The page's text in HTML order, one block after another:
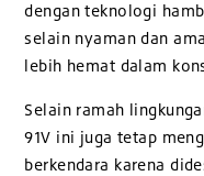
dengan teknologi
selain nyaman dan
lebih hemat dalam
Selain ramah
91V ini juga tetap
berkendara karena